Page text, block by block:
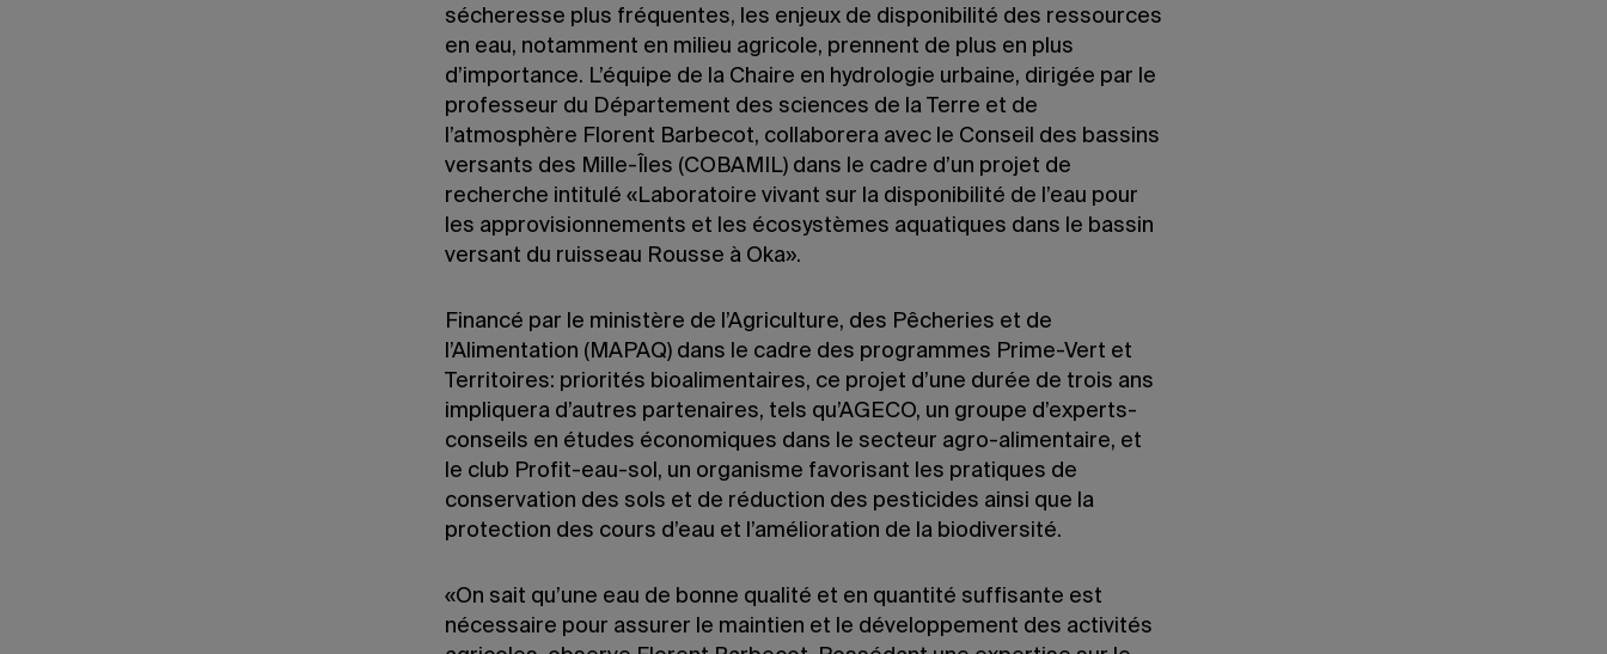
sécheresse plus fréquentes, les enjeux de disponibilité des ressources
en eau, notamment en milieu agricole, prennent de plus en plus
d’importance. L’équipe de la Chaire en hydrologie urbaine, dirigée par le
professeur du Département des sciences de la Terre et de
l’atmosphère Florent Barbecot, collaborera avec le Conseil des bassins
versants des Mille-Îles (COBAMIL) dans le cadre d’un projet de
recherche intitulé «Laboratoire vivant sur la disponibilité de l’eau pour
les approvisionnements et les écosystèmes aquatiques dans le bassin
versant du ruisseau Rousse à Oka».
Financé par le ministère de l’Agriculture, des Pêcheries et de
l’Alimentation (MAPAQ) dans le cadre des programmes Prime-Vert et
Territoires: priorités bioalimentaires, ce projet d’une durée de trois ans
impliquera d’autres partenaires, tels qu’AGECO, un groupe d’experts-
conseils en études économiques dans le secteur agro-alimentaire, et
le club Profit-eau-sol, un organisme favorisant les pratiques de
conservation des sols et de réduction des pesticides ainsi que la
protection des cours d’eau et l’amélioration de la biodiversité.
«On sait qu’une eau de bonne qualité et en quantité suffisante est
nécessaire pour assurer le maintien et le développement des activités